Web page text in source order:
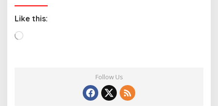
Like this:
Follow Us